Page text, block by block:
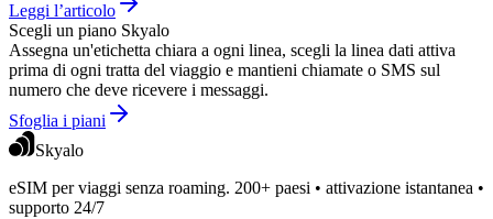
Leggi l’articolo
Scegli un piano Skyalo
Assegna un'etichetta chiara a ogni linea, scegli la linea dati attiva
prima di ogni tratta del viaggio e mantieni chiamate o SMS sul
numero che deve ricevere i messaggi.
Sfoglia i piani
Skyalo
eSIM per viaggi senza roaming. 200+ paesi • attivazione istantanea •
supporto 24/7